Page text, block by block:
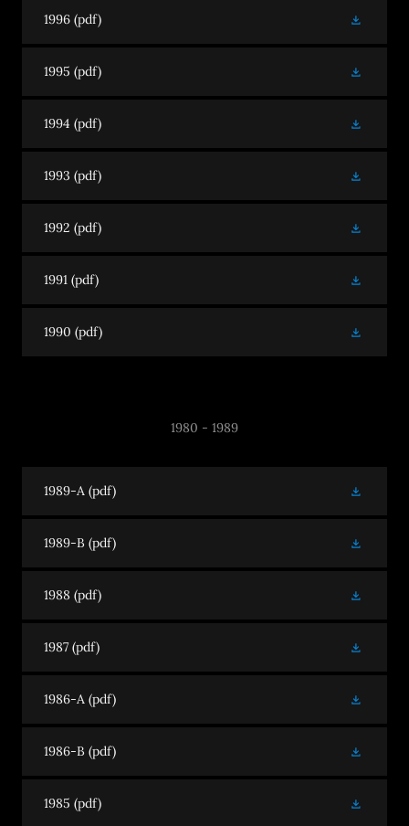
1996 (pdf)
1995 (pdf)
1994 (pdf)
1993 (pdf)
1992 (pdf)
1991 (pdf)
1990 (pdf)
1980 - 1989
1989-A (pdf)
1989-B (pdf)
1988 (pdf)
1987(pdf)
1986-A (pdf)
1986-B (pdf)
1985 (pdf)